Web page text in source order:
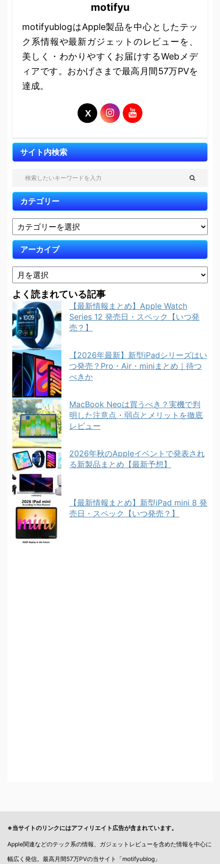
motifyu
motifyublogはApple製品を中心としたテッ
ク系情報や最新ガジェットのレビューを、
美しく・わかりやすくお届けするWebメデ
ィアです。おかげさまで最高月間57万PVを
達成。
サイト内検索
カテゴリー
アーカイブ
よく読まれている記事
【最新情報まとめ】Apple Watch
Series 12 発売日・スペック【いつ発
売？】
【2026年最新】新型iPadシリーズはい
つ発売？Pro・Air・miniまとめ｜待つ
べきか
MacBook Neoは買うべき？実機で判
明した注意点・弱点とメリットを徹底
レビュー
2026年秋のAppleイベントで発表され
る新製品まとめ【最新予想】
【最新情報まとめ】新型iPad mini 8 発
売日・スペック【いつ発売？】
※当サイトのリンクにはアフィリエイト広告が含まれています。
Apple関連などのテック系の情報、ガジェットレビューを含めた情報を中心に
幅広く発信。最高月間57万PVの当サイト「motifyublog」